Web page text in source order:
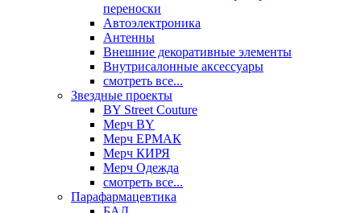
переноски
Автоэлектроника
Антенны
Внешние декоративные элементы
Внутрисалонные аксессуары
смотреть все...
Звездные проекты
BY Street Couture
Мерч BY
Мерч ЕРМАК
Мерч КИРЯ
Мерч Одежда
смотреть все...
Парафармацевтика